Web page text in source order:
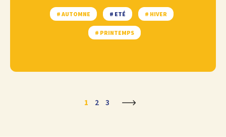
# AUTOMNE # ETÉ # HIVER
# PRINTEMPS
1 2 3